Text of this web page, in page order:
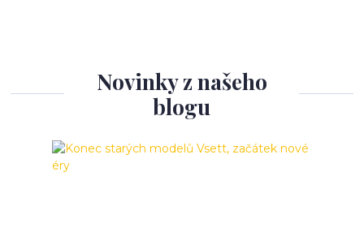
Novinky z našeho
blogu